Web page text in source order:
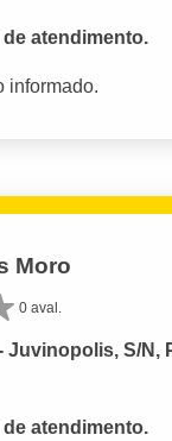
atendimento.
informado.
Moro
0 aval.
Juvinopolis, S/N,
atendimento.